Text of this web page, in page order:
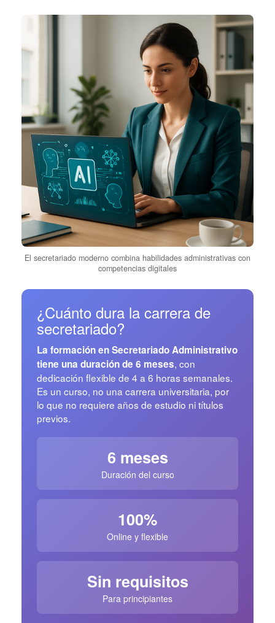
El secretariado moderno combina habilidades administrativas con
competencias digitales
¿Cuánto dura la carrera de
secretariado?
La formación en Secretariado Administrativo
tiene una duración de 6 meses, con
dedicación flexible de 4 a 6 horas semanales.
Es un curso, no una carrera universitaria, por
lo que no requiere años de estudio ni títulos
previos.
6 meses
Duración del curso
100%
Online y flexible
Sin requisitos
Para principiantes